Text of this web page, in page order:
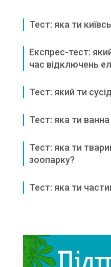
Тест: яка ти
Експрес-тест:
час відключень
Тест: який ти
Тест: яка ти ванна
Тест: яка ти
зоопарку?
Тест: яка ти